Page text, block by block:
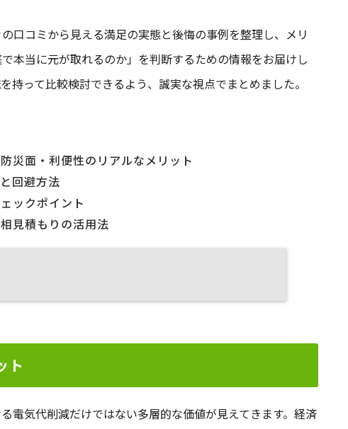
口コミから見える満足の実態と後悔の事例を整理し、メリ
本当に元が取れるのか」を判断するための情報をお届けし
持って比較検討できるよう、誠実な視点でまとめました。
災面・利便性のリアルなメリット
回避方法
ックポイント
見積もりの活用法
ト
電気代削減だけではない多層的な価値が見えてきます。経済